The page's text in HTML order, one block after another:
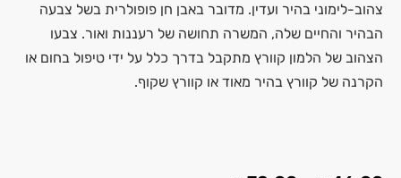
צהוב-לימוני בהיר ועדין. מדובר באבן חן פופולרית בשל צבעה
הבהיר והחיים שלה, המשרה תחושה של רעננות ואור. צבעו
הצהוב של הלמון קוורץ מתקבל בדרך כלל על ידי טיפול בחום או
הקרנה של קוורץ בהיר מאוד או קוורץ שקוף.